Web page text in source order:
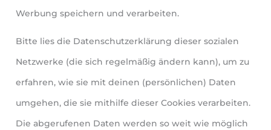
Werbung speichern und verarbeiten.
Bitte lies die Datenschutzerklärung dieser sozialen
Netzwerke (die sich regelmäßig ändern kann), um zu
erfahren, wie sie mit deinen (persönlichen) Daten
umgehen, die sie mithilfe dieser Cookies verarbeiten.
Die abgerufenen Daten werden so weit wie möglich